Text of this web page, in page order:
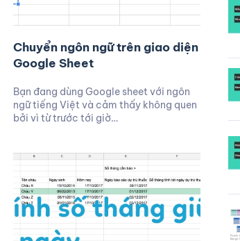
Chuyển ngôn ngữ trên giao diện
Google Sheet
Bạn đang dùng Google sheet với ngôn
ngữ tiếng Việt và cảm thấy không quen
bởi vì từ trước tới giờ…